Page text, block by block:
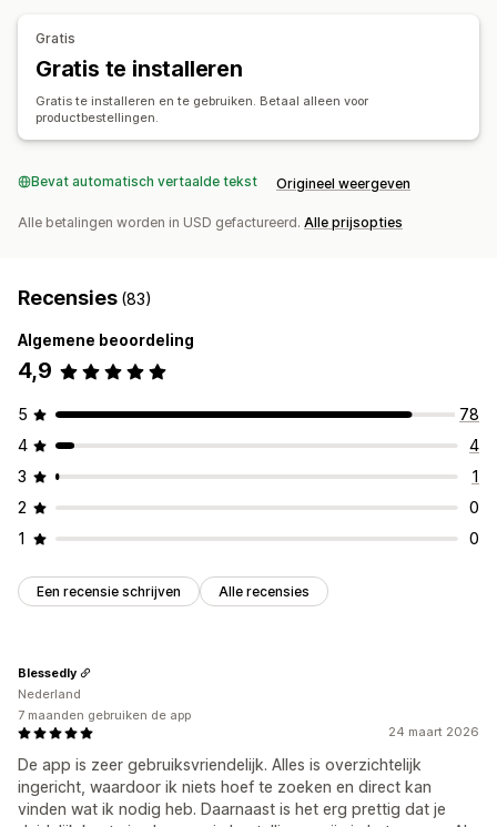
Muurkunst
Verzendopties
White label Bulkverzending Aangepast verzenden
Wereldwijde fulfilment
Gratis
Gratis te installeren
Gratis te installeren en te gebruiken. Betaal alleen voor
productbestellingen.
Bevat automatisch vertaalde tekst Origineel weergeven
Alle betalingen worden in USD gefactureerd. Alle prijsopties
Recensies (83)
Algemene beoordeling
4,9
5
78
4
4
3
1
2
0
1
0
Een recensie schrijven Alle recensies
24 maart 2026
De app is zeer gebruiksvriendelijk. Alles is overzichtelijk
ingericht, waardoor ik niets hoef te zoeken en direct kan
vinden wat ik nodig heb. Daarnaast is het erg prettig dat je
Blessedly
Nederland
7 maanden gebruiken de app